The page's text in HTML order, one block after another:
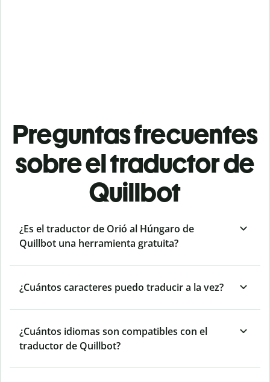
Preguntas frecuentes
sobre el traductor de
Quillbot
¿Es el traductor de Orió al Húngaro de
Quillbot una herramienta gratuita?
¿Cuántos caracteres puedo traducir a la vez?
¿Cuántos idiomas son compatibles con el
traductor de Quillbot?